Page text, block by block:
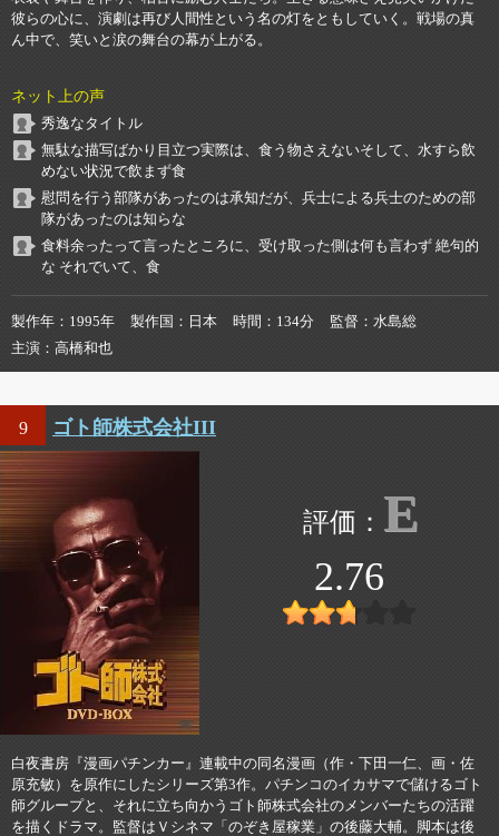
彼らの心に、演劇は再び人間性という名の灯をともしていく。戦場の真
ん中で、笑いと涙の舞台の幕が上がる。
ネット上の声
秀逸なタイトル
無駄な描写ばかり目立つ実際は、食う物さえないそして、水すら飲
めない状況で飲まず食
慰問を行う部隊があったのは承知だが、兵士による兵士のための部
隊があったのは知らな
食料余ったって言ったところに、受け取った側は何も言わず 絶句的
な それでいて、食
製作年 1995年 製作国 日本 時間 134分 監督
水島総
主演
高橋和也
9 ゴト師株式会社III
E
2.76
白夜書房『漫画パチンカー』連載中の同名漫画（作・下田一仁、画・佐
原充敏）を原作にしたシリーズ第3作。パチンコのイカサマで儲けるゴト
師グループと、それに立ち向かうゴト師株式会社のメンバーたちの活躍
を描くドラマ。監督はＶシネマ「のぞき屋稼業」の後藤大輔。脚本は後